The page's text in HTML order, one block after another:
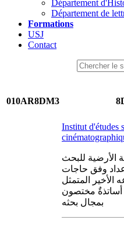
Département
Département de
Formations
USJ
Contact
010AR8DM3
Institut d'études
الأرضية للبحث
وفق حاجات
المتمثل
أساتذةٌ مختصون
بمجال بحثه